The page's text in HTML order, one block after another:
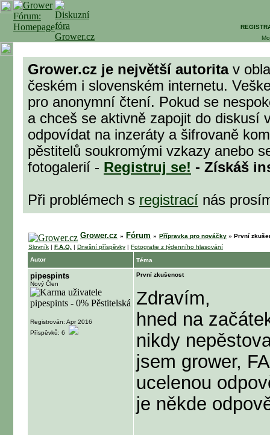
Grower.cz je největší autoritav
českém i slovenském internetu.
pro anonymní čtení. Pokud se
a chceš se aktivně zapojit do diskusí
odpovídat na inzeráty a šifrovaně
pěstitelů soukromými vzkazy anebo
fotogalerií - Registruj se! - Získáš
Při problémech s registrací nás
Grower.cz » Fórum » Přípravka pro nováčky » První
Slovník | F.A.Q. | Dnešní příspěvky | Fotografie z týdenního hlasování
Autor
Téma
pipespints
Nový Člen
Registrován: Apr 2016
Příspěvků: 6
První zkušenost
Zdravím,
hned na
nikdy
jsem grower,
ucelenou
je někde